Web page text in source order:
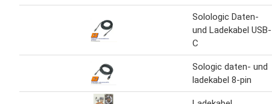
Solologic Daten-
und Ladekabel USB-
C
Sologic daten- und
ladekabel 8-pin